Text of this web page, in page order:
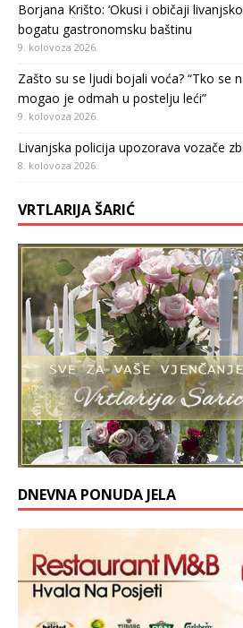
Borjana Krišto: ‘Okusi i običaji
bogatu gastronomsku baštinu
9. kolovoza 2026.
Zašto su se ljudi bojali voća? “Tko se
mogao je odmah u postelju leći”
9. kolovoza 2026.
Livanjska policija upozorava vozače
8. kolovoza 2026.
VRTLARIJA ŠARIĆ
DNEVNA PONUDA JELA